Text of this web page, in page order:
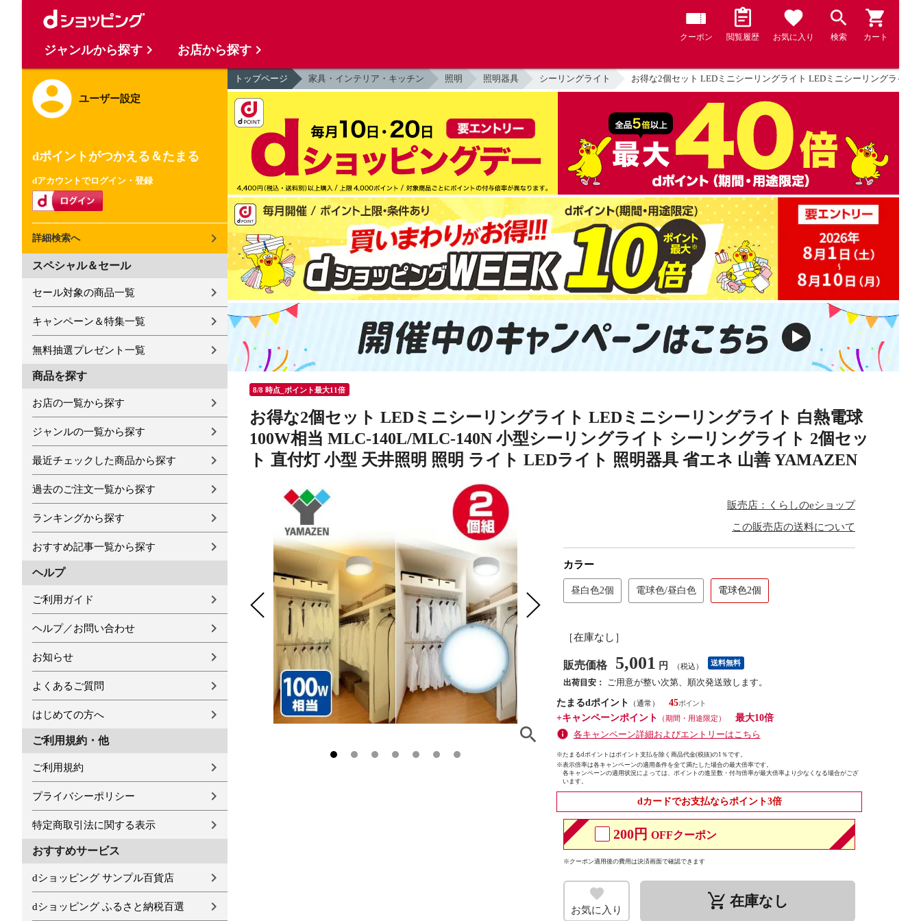
クーポン 閲覧履歴 お気に入り 検索 カート
ユーザー設定
dポイントがつかえる＆たまる
dアカウントでログイン・登録
詳細検索へ
スペシャル＆セール
セール対象の商品一覧
キャンペーン＆特集一覧
無料抽選プレゼント一覧
商品を探す
お店の一覧から探す
ジャンルの一覧から探す
最近チェックした商品から探す
過去のご注文一覧から探す
ランキングから探す
おすすめ記事一覧から探す
ヘルプ
ご利用ガイド
ヘルプ／お問い合わせ
お知らせ
よくあるご質問
はじめての方へ
ご利用規約・他
ご利用規約
プライバシーポリシー
特定商取引法に関する表示
おすすめサービス
dショッピング サンプル百貨店
dショッピング ふるさと納税百選
トップページ 家具・インテリア・キッチン 照明 照明器具 シーリングライト お得な2個セット LEDミニシーリングライト LEDミニシーリングライ
8/8 時点_ポイント最大11倍
お得な2個セット LEDミニシーリングライト LEDミニシーリングライト 白熱電球
100W相当 MLC-140L/MLC-140N 小型シーリングライト シーリングライト 2個セッ
ト 直付灯 小型 天井照明 照明 ライト LEDライト 照明器具 省エネ 山善 YAMAZEN
販売店：くらしのeショップ
この販売店の送料について
カラー
昼白色2個 電球色/昼白色 電球色2個
［在庫なし］
販売価格 5,001 円 （税込） 送料無料
出荷目安：
ご用意が整い次第、順次発送致します。
たまるdポイント
（通常）
45
+キャンペーンポイント
（期間・用途限定）
最大10倍
各キャンペーン詳細およびエントリーはこちら
※たまるdポイントはポイント支払を除く商品代金(税抜)の1％です。
※表示倍率は各キャンペーンの適用条件を全て満たした場合の最大倍率です。
各キャンペーンの適用状況によっては、ポイントの進呈数・付与倍率が最大倍率より少なくなる場合がござ
います。
dカードでお支払ならポイント3倍
200円 OFFクーポン
※クーポン適用後の費用は決済画面で確認できます
お気に入り remove_shopping_cart 在庫なし
ジャンルから探す お店から探す